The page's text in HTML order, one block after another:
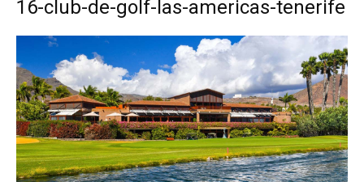
16-club-de-golf-las-americas-tenerife